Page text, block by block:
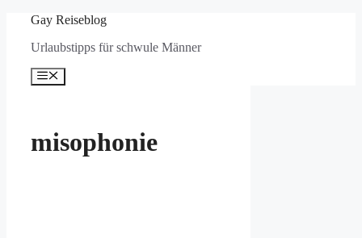
springen
Gay Reiseblog
Urlaubstipps für schwule Männer
Menü
misophonie